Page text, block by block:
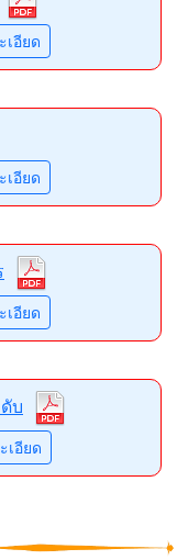
เอียด
เอียด
เอียด
บ
เอียด